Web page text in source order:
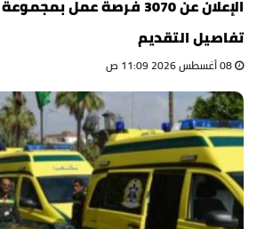
الإعلان عن 3070 فرصة
تفاصيل التقديم